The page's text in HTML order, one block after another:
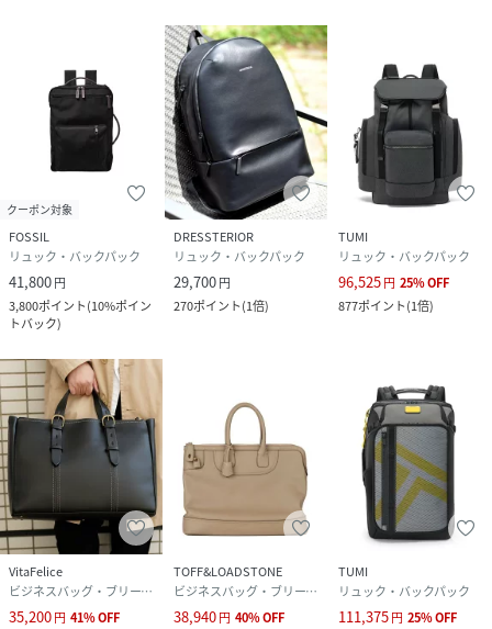
クーポン対象
FOSSIL
リュック・バックパック
41,800円
3,800ポイント(10%ポイン
トバック)
DRESSTERIOR
リュック・バックパック
29,700円
270ポイント(1倍)
TUMI
リュック・バックパック
96,525円 25%OFF
877ポイント(1倍)
VitaFelice
ビジネスバッグ・ブリーフケース
35,200円 41%OFF
TOFF&LOADSTONE
ビジネスバッグ・ブリーフケース
38,940円 40%OFF
TUMI
リュック・バックパック
111,375円 25%OFF